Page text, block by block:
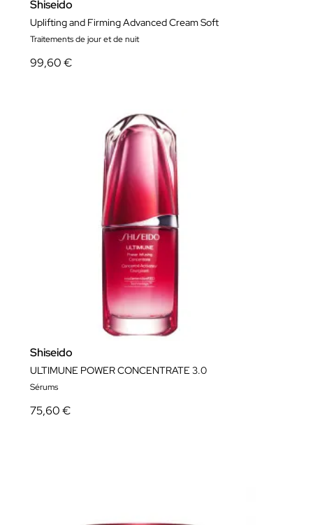
Shiseido
Uplifting and Firming Advanced Cream Soft
Traitements de jour et de nuit
99,60 €
Shiseido
ULTIMUNE POWER CONCENTRATE 3.0
Sérums
75,60 €